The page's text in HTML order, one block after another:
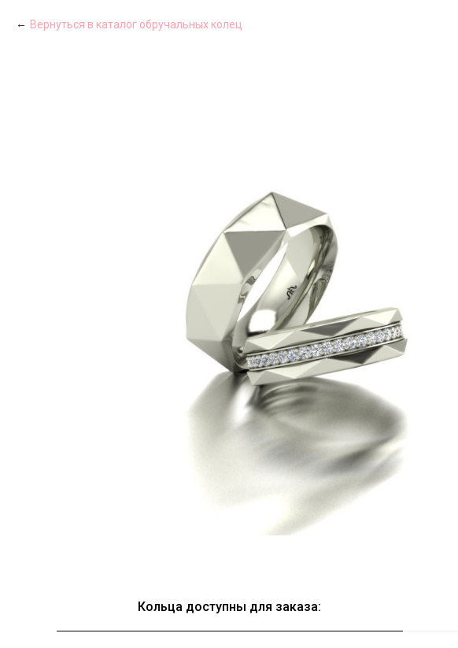
Вернуться в каталог обручальных колец
Кольца доступны для заказа: